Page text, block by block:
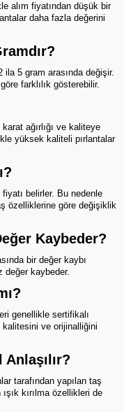
alım fiyatından düşük bir
daha fazla değerini
5 gram arasında değişir.
farklılık gösterebilir.
ağırlığı ve kaliteye
yüksek kaliteli pırlantalar
belirler. Bu nedenle
özelliklerine göre değişiklik
Kaybeder?
bir değer kaybı
değer kaybeder.
genellikle sertifikalı
kalitesini ve orijinalliğini
tarafından yapılan taş
kırılma özellikleri de